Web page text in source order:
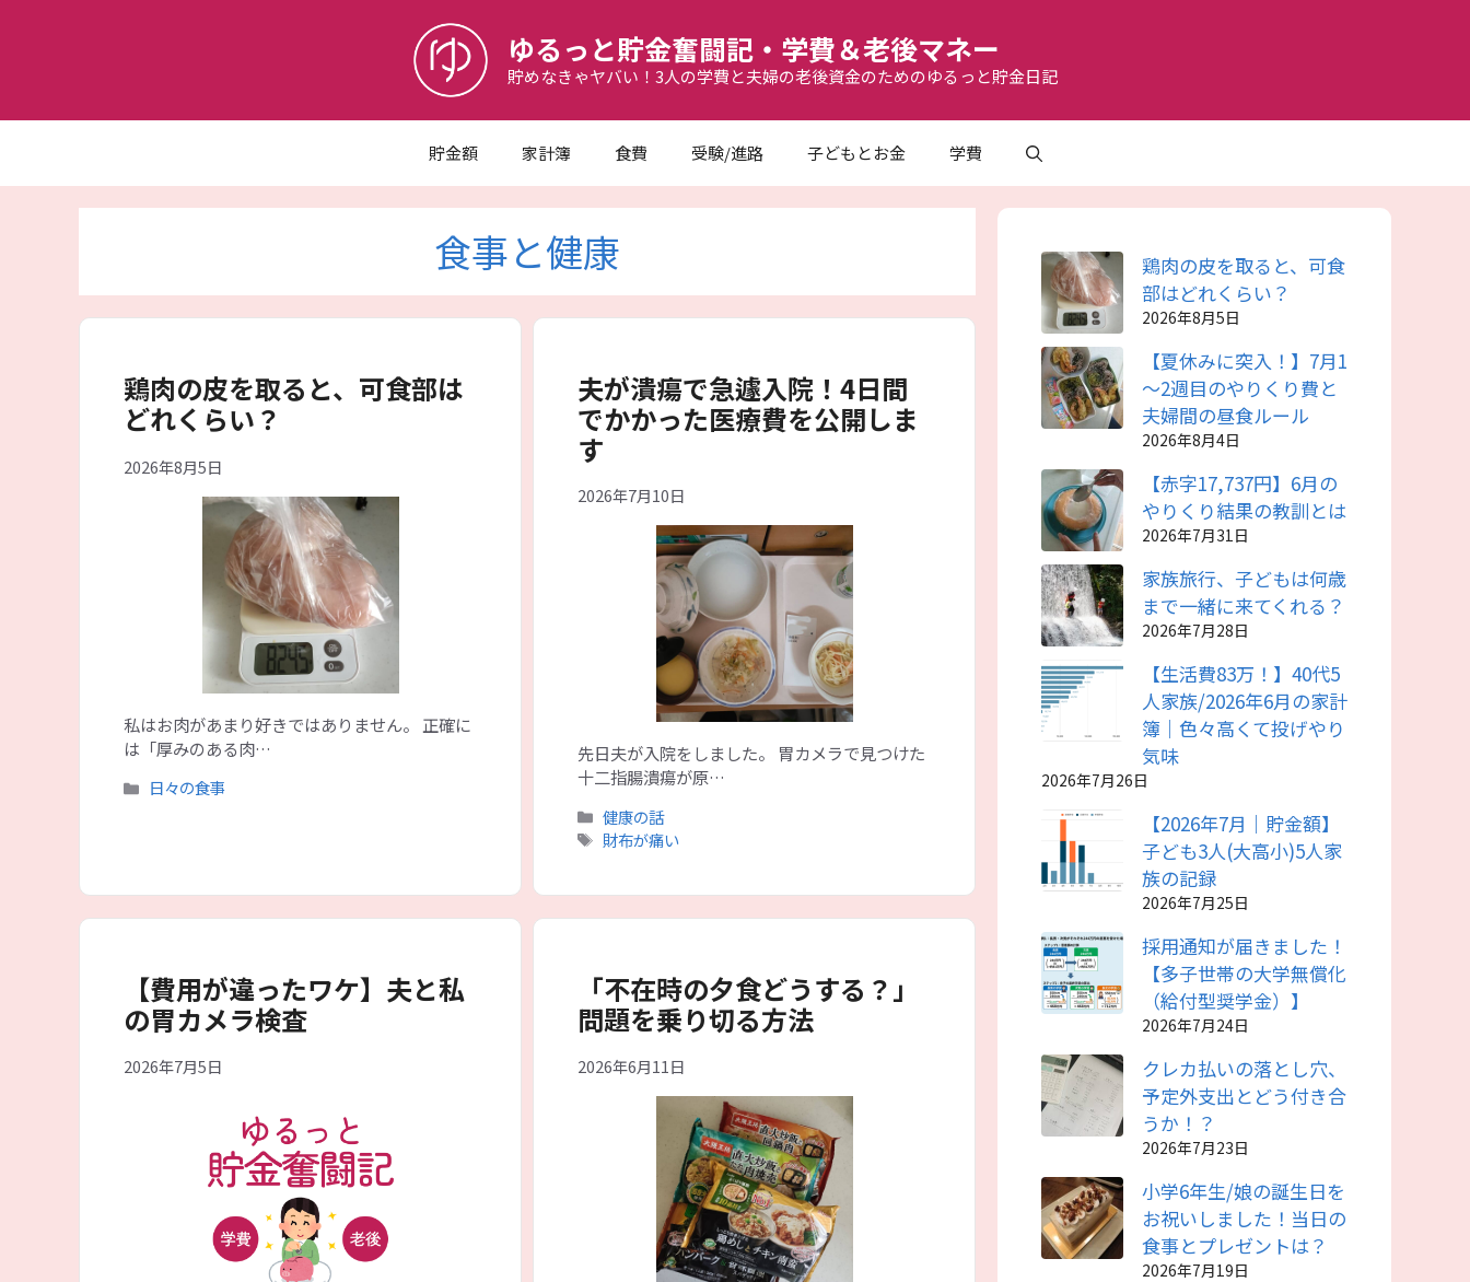
ツ
ゆるっと貯金奮闘記・学費＆老後マネー
貯めなきゃヤバい！3人の学費と夫婦の老後資金のためのゆるっと貯金日記
貯金額 家計簿 食費 受験/進路 子どもとお金 学費
食事と健康
鶏肉の皮を取ると、可食部は
どれくらい？
2026年8月5日
私はお肉があまり好きではありません。 正確に
は「厚みのある肉…
カ
日々の食事
夫が潰瘍で急遽入院！4日間
でかかった医療費を公開しま
す
2026年7月10日
先日夫が入院をしました。 胃カメラで見つけた
十二指腸潰瘍が原…
カ
テ
健康の話
タ
財布が痛い
【費用が違ったワケ】夫と私
の胃カメラ検査
2026年7月5日
「不在時の夕食どうする？」
問題を乗り切る方法
2026年6月11日
鶏肉の皮を取ると、可食
部はどれくらい？
2026年8月5日
【夏休みに突入！】7月1
～2週目のやりくり費と
夫婦間の昼食ルール
2026年8月4日
【赤字17,737円】6月の
やりくり結果の教訓とは
2026年7月31日
家族旅行、子どもは何歳
まで一緒に来てくれる？
2026年7月28日
【生活費83万！】40代5
人家族/2026年6月の家計
簿｜色々高くて投げやり
気味
2026年7月26日
【2026年7月｜貯金額】
子ども3人(大高小)5人家
族の記録
2026年7月25日
採用通知が届きました！
【多子世帯の大学無償化
（給付型奨学金）】
2026年7月24日
クレカ払いの落とし穴、
予定外支出とどう付き合
うか！？
2026年7月23日
小学6年生/娘の誕生日を
お祝いしました！当日の
食事とプレゼントは？
2026年7月19日